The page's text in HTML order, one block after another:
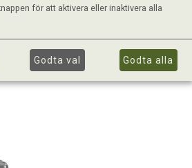
för att aktivera eller inaktivera alla
Godta val Godta alla